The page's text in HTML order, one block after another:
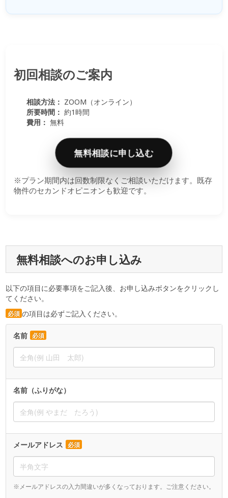
初回相談のご案内
相談方法： ZOOM（オンライン）
所要時間： 約1時間
費用： 無料
無料相談に申し込む
※プラン期間内は回数制限なくご相談いただけます。既存
物件のセカンドオピニオンも歓迎です。
無料相談へのお申し込み
以下の項目に必要事項をご記入後、お申し込みボタンをクリックし
てください。
必須 の項目は必ずご記入ください。
名前 必須
名前（ふりがな）
メールアドレス 必須
※メールアドレスの入力間違いが多くなっております。ご注意ください。